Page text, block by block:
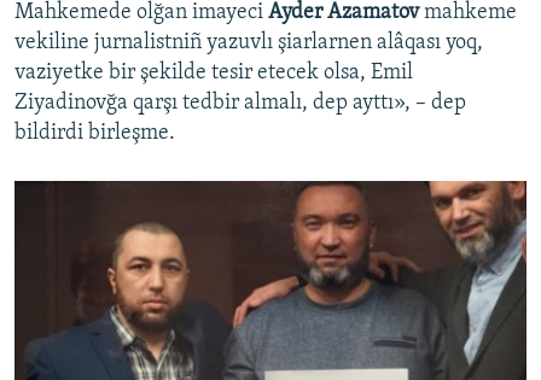
Mahkemede olğan imayeci Ayder Azamatovmahkeme
vekiline jurnalistniñ yazuvlı şiarlarnen alâqası yoq,
vaziyetke bir şekilde tesir etecek olsa, Emil
Ziyadinovğa qarşı tedbir almalı, dep ayttı», – dep
bildirdi birleşme.